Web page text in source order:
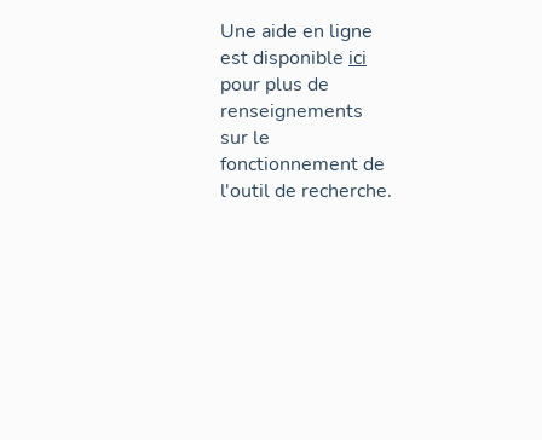
Une aide en ligne
est disponible ici
pour plus de
renseignements
sur le
fonctionnement de
l'outil de recherche.